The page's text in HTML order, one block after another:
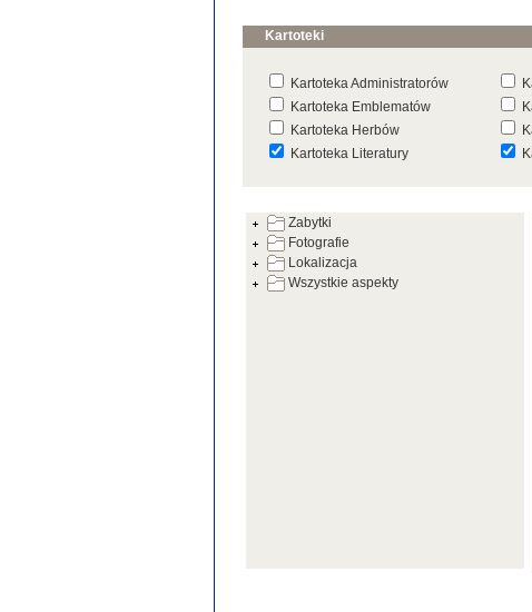
Kartoteki
Kartoteka Administratorów
Kartoteka Emblematów
Kartoteka Herbów
Kartoteka Literatury
Kartoteka Warsztatów
Kartoteka Zabytków
Zabytki
Fotografie
Lokalizacja
Wszystkie aspekty